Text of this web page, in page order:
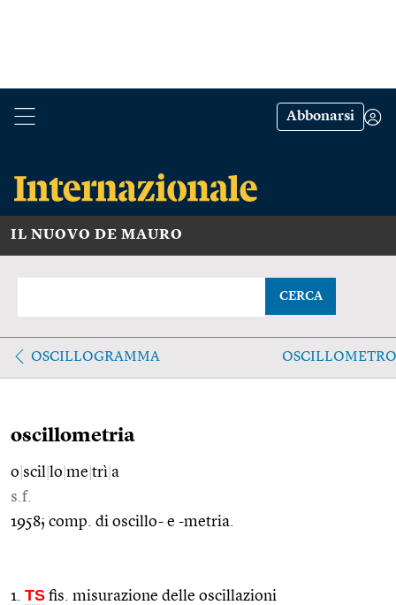
Abbonarsi
IL NUOVO DE MAURO
CERCA
OSCILLOGRAMMA OSCILLOMETRO
oscillometria
o scil lo me trì a
s.f.
1958; comp. di oscillo- e -metria.
1. TS fis. misurazione delle oscillazioni